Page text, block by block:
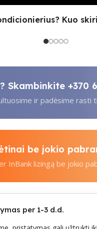
Kuo
Skambinkite +370
ir padėsime rasti
be jokio
InBank lizingą be jokio
per 1-3 d.d.